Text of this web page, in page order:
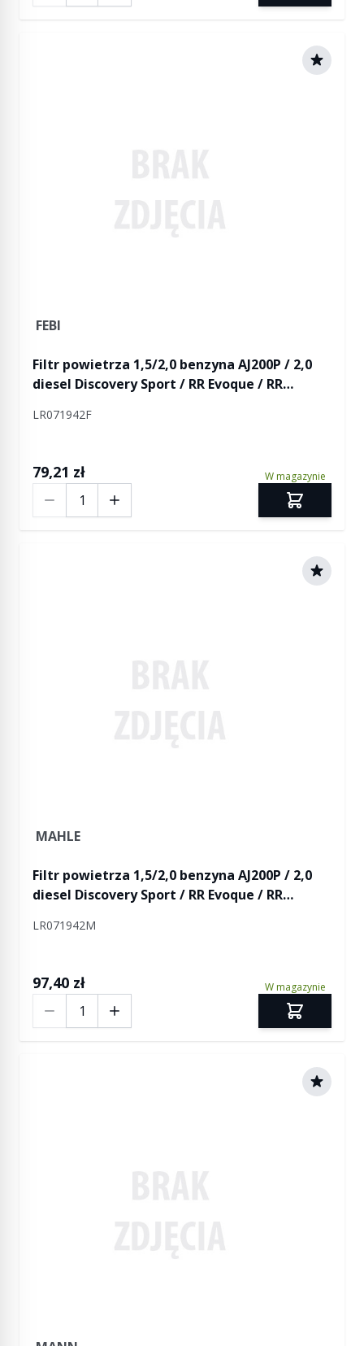
FEBI
Filtr powietrza 1,5/2,0 benzyna AJ200P / 2,0
diesel Discovery Sport / RR Evoque / RR
LR071942F
79,21 zł W magazynie
MAHLE
Filtr powietrza 1,5/2,0 benzyna AJ200P / 2,0
diesel Discovery Sport / RR Evoque / RR
LR071942M
97,40 zł W magazynie